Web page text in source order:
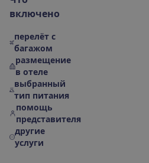
включено
перелёт с
багажом
размещение
в отеле
выбранный
тип питания
помощь
представителя
другие
услуги